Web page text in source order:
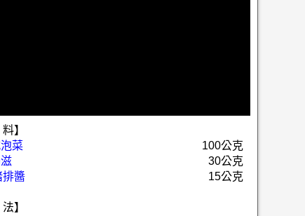
】
菜
100公克
30公克
排醬
15公克
】